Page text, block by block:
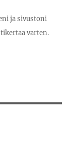
ja sivustoni
varten.